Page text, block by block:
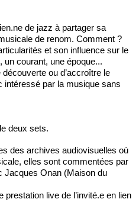
de jazz à partager sa
de renom. Comment ?
et son influence sur le
un courant, une époque...
ou d’accroître le
intéressé par la musique sans
deux sets.
des archives audiovisuelles où
elles sont commentées par
Jacques Onan (Maison du
live de l’invité.e en lien